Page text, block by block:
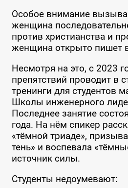
Особое внимание
женщина
против христианства и
женщина открыто пишет
Несмотря на это, с 2023
препятствий проводит в
тренинги для студентов
Школы инженерного
Последнее занятие
года. На нём спикер
«тёмной триаде»,
тень» и воспевала
источник силы.
Студенты недоумевают: